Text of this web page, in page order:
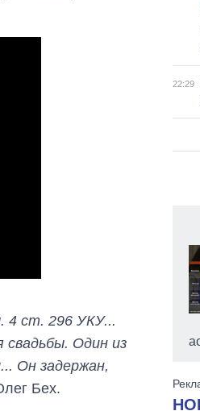
4 ст. 296 УКУ...
свадьбы. Один из
Он задержан,
Бех.
22:29